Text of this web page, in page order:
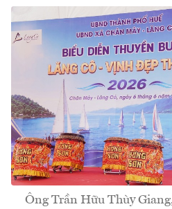
Ông Trần Hữu Thùy